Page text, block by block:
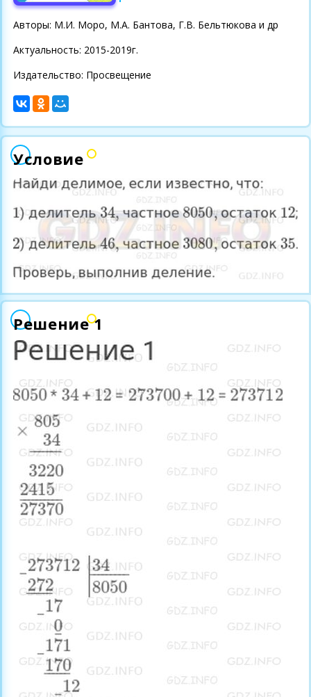
Авторы: М.И. Моро, М.А. Бантова, Г.В. Бельтюкова и др
Актуальность: 2015-2019г.
Издательство: Просвещение
Условие
Решение 1